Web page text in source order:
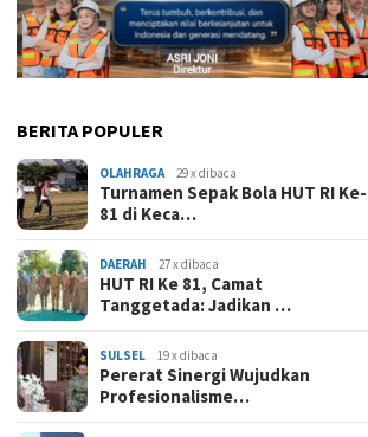
BERITA POPULER
OLAHRAGA 29 x dibaca
Turnamen Sepak Bola HUT RI Ke-
81 di Keca…
DAERAH 27 x dibaca
HUT RI Ke 81, Camat
Tanggetada: Jadikan …
SULSEL 19 x dibaca
Pererat Sinergi Wujudkan
Profesionalisme…